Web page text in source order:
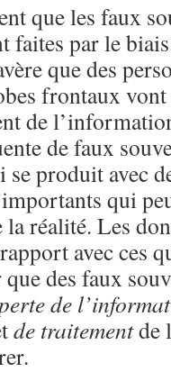
que les faux
faites par le
que des
frontaux
de
de faux
produit avec
qui
réalité. Les
avec ces
des faux
de
de traitementde